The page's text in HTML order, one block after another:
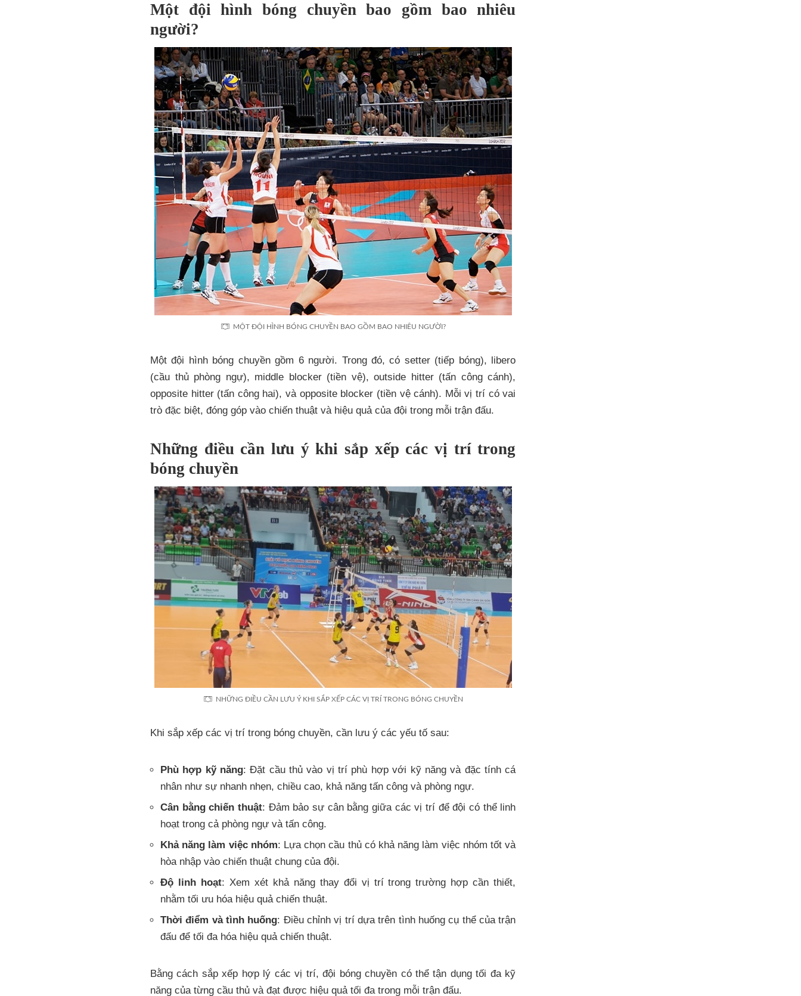
Một đội hình bóng chuyền bao gồm bao nhiêu
người?
MỘT ĐỘI HÌNH BÓNG CHUYỀN BAO GỒM BAO NHIÊU NGƯỜI?
Một đội hình bóng chuyền gồm 6 người. Trong đó, có setter (tiếp bóng), libero
(cầu thủ phòng ngự), middle blocker (tiền vệ), outside hitter (tấn công cánh),
opposite hitter (tấn công hai), và opposite blocker (tiền vệ cánh). Mỗi vị trí có vai
trò đặc biệt, đóng góp vào chiến thuật và hiệu quả của đội trong mỗi trận đấu.
Những điều cần lưu ý khi sắp xếp các vị trí trong
bóng chuyền
NHỮNG ĐIỀU CẦN LƯU Ý KHI SẮP XẾP CÁC VỊ TRÍ TRONG BÓNG CHUYỀN
Khi sắp xếp các vị trí trong bóng chuyền, cần lưu ý các yếu tố sau:
Phù hợp kỹ năng: Đặt cầu thủ vào vị trí phù hợp với kỹ năng và đặc tính cá
nhân như sự nhanh nhẹn, chiều cao, khả năng tấn công và phòng ngự.
Cân bằng chiến thuật: Đảm bảo sự cân bằng giữa các vị trí để đội có thể linh
hoạt trong cả phòng ngự và tấn công.
Khả năng làm việc nhóm: Lựa chọn cầu thủ có khả năng làm việc nhóm tốt và
hòa nhập vào chiến thuật chung của đội.
Độ linh hoạt: Xem xét khả năng thay đổi vị trí trong trường hợp cần thiết,
nhằm tối ưu hóa hiệu quả chiến thuật.
Thời điểm và tình huống: Điều chỉnh vị trí dựa trên tình huống cụ thể của trận
đấu để tối đa hóa hiệu quả chiến thuật.
Bằng cách sắp xếp hợp lý các vị trí, đội bóng chuyền có thể tận dụng tối đa kỹ
năng của từng cầu thủ và đạt được hiệu quả tối đa trong mỗi trận đấu.